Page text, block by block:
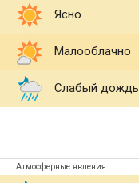
Ясно
Малооблачно
Слабый дождь
Атмосферные явления